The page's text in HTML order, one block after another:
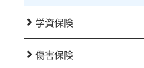
学資保険
傷害保険